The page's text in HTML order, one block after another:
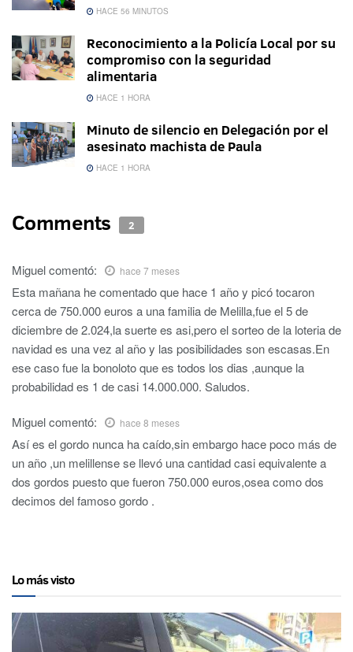
HACE 56 MINUTOS
Reconocimiento a la Policía Local por su
compromiso con la seguridad
alimentaria
HACE 1 HORA
Minuto de silencio en Delegación por el
asesinato machista de Paula
HACE 1 HORA
Comments 2
Miguelcomentó: hace 7 meses
Esta mañana he comentado que hace 1 año y picó tocaron
cerca de 750.000 euros a una familia de Melilla,fue el 5 de
diciembre de 2.024,la suerte es asi,pero el sorteo de la loteria de
navidad es una vez al año y las posibilidades son escasas.En
ese caso fue la bonoloto que es todos los dias ,aunque la
probabilidad es 1 de casi 14.000.000. Saludos.
Miguelcomentó: hace 8 meses
Así es el gordo nunca ha caído,sin embargo hace poco más de
un año ,un melillense se llevó una cantidad casi equivalente a
dos gordos puesto que fueron 750.000 euros,osea como dos
decimos del famoso gordo .
Lo más visto